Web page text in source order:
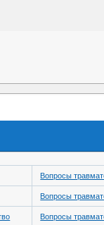
Вопросы
Вопросы
Вопросы